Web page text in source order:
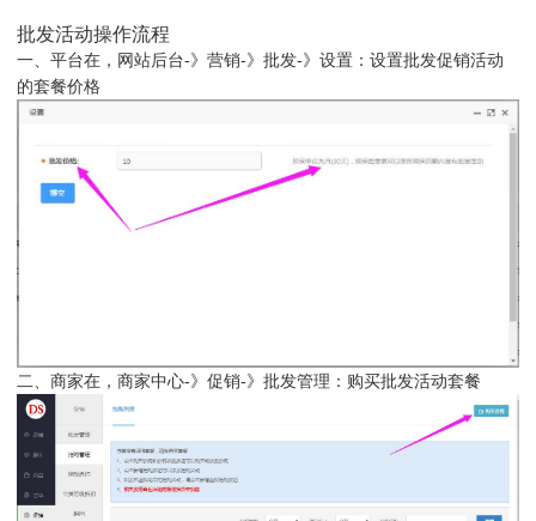
批发活动操作流程
一、平台在，网站后台-》营销-》批发-》设置：设置批发促销活动
的套餐价格
二、商家在，商家中心-》促销-》批发管理：购买批发活动套餐